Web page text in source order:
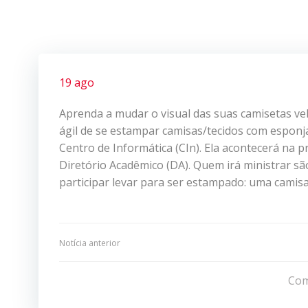
19 ago
Aprenda a mudar o visual das suas camisetas
ágil de se estampar camisas/tecidos com
Centro de Informática (CIn). Ela acontecerá na
Diretório Acadêmico (DA). Quem irá ministrar
participar levar para ser estampado: uma
Navegação
Notícia anterior